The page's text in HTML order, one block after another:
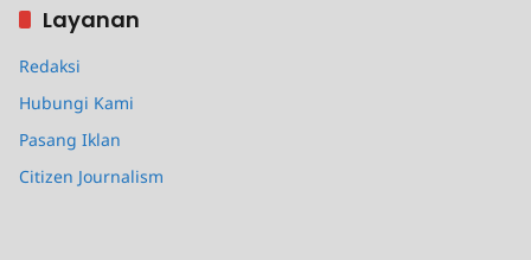
Layanan
Redaksi
Hubungi Kami
Pasang Iklan
Citizen Journalism